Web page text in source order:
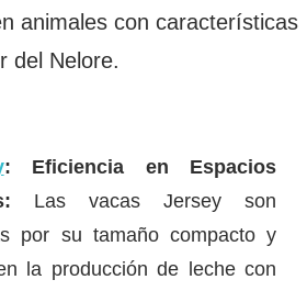
animales con características
del Nelore.
: Eficiencia en Espacios
Las vacas Jersey son
por su tamaño compacto y
la producción de leche con